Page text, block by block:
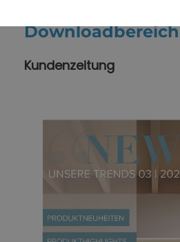
Downloadbereich
Kundenzeitung